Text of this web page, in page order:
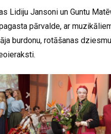
Lidiju Jansoni un Guntu
pārvalde, ar
burdonu, rotāšanas